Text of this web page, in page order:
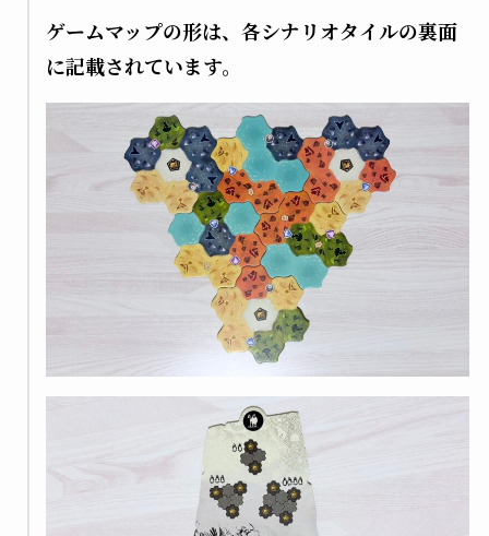
ゲームマップの形は、各シナリオタイルの裏面
に記載されています。